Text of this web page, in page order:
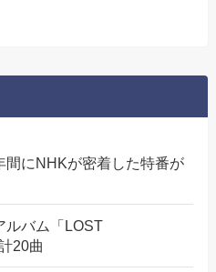
間にNHKが密着した特番が
ルバム「LOST
20曲